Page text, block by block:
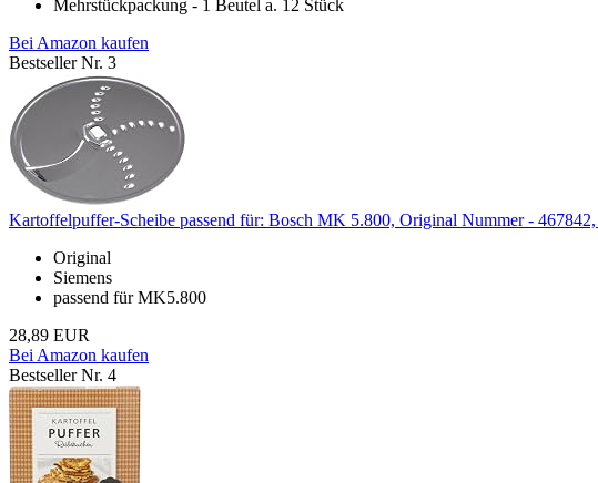
Mehrstückpackung - 1 Beutel a. 12 Stück
Bei Amazon kaufen
Bestseller Nr. 3
Kartoffelpuffer-Scheibe passend für: Bosch MK 5.800, Original Nummer -
Original
Siemens
passend für MK5.800
28,89 EUR
Bei Amazon kaufen
Bestseller Nr. 4